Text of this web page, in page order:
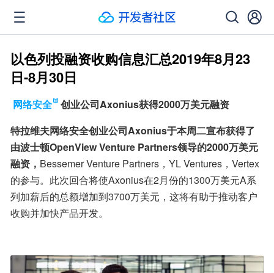
以色列投融资收购信息汇总2019年8月23
日-8月30日
网络安全
创业公司Axonius获得2000万美元融资
特拉维夫网络安全创业公司Axonius于本周二宣布获得了
由波士顿OpenView Venture Partners领导的2000万美元
融资， Bessemer Venture Partners，YL Ventures，Vertex
的参与。此次回合将使Axonius在2月份的1300万美元A系
列加薪后的总额增加到3700万美元，这将有助于推动客户
收购并加快产品开发。